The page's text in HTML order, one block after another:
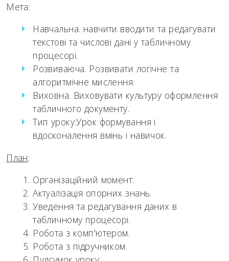
Мета:
Навчальна. навчити вводити та редагувати
текстові та числові дані у табличному
процесорі.
Розвиваюча. Розвивати логічне та
алгоритмічне мислення.
Виховна. Виховувати культуру оформлення
табличного документу.
Тип уроку:Урок формування і
вдосконалення вмінь і навичок.
План:
Організаційний момент.
Актуалізація опорних знань.
Уведення та редагування даних в
табличному процесорі.
Робота з комп'ютером.
Робота з підручником.